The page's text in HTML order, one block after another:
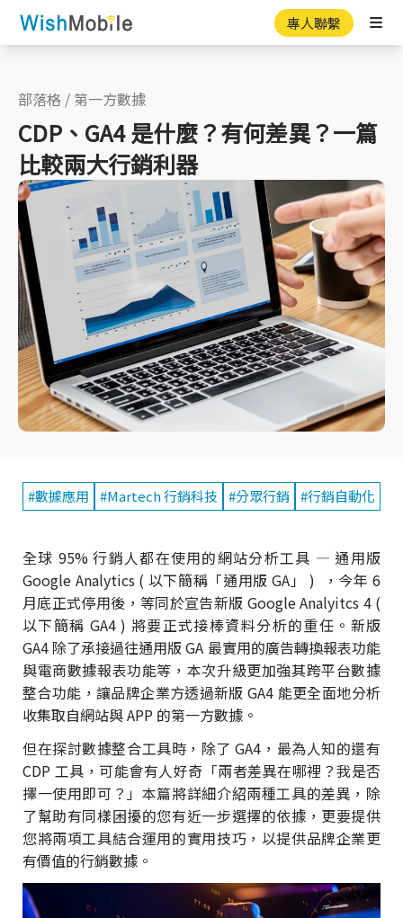
專人聯繫
部落格 / 第一方數據
CDP、GA4 是什麼？有何差異？一篇
比較兩大行銷利器
#數據應用 #Martech 行銷科技 #分眾行銷 #行銷自動化
全球 95% 行銷人都在使用的網站分析工具 — 通用版
Google Analytics ( 以下簡稱「通用版 GA」 ) ，今年 6
月底正式停用後，等同於宣告新版 Google Analyitcs 4 (
以下簡稱 GA4 ) 將要正式接棒資料分析的重任。新版
GA4 除了承接過往通用版 GA 最實用的廣告轉換報表功能
與電商數據報表功能等，本次升級更加強其跨平台數據
整合功能，讓品牌企業方透過新版 GA4 能更全面地分析
收集取自網站與 APP 的第一方數據。
但在探討數據整合工具時，除了 GA4，最為人知的還有
CDP 工具，可能會有人好奇「兩者差異在哪裡？我是否
擇一使用即可？」本篇將詳細介紹兩種工具的差異，除
了幫助有同樣困擾的您有近一步選擇的依據，更要提供
您將兩項工具結合運用的實用技巧，以提供品牌企業更
有價值的行銷數據。